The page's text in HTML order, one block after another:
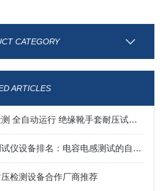
CATEGORY
ARTICLES
化工安全工器具检测 全自动运行 绝缘靴手套耐压试验装置工况选型参考
全自动电容电感测试仪设备排名：电容电感测试的自动化演进与价值提升
检测设备合作厂商推荐